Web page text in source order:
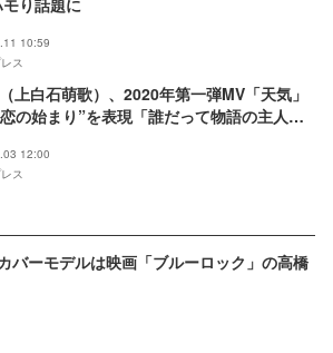
10:59
ス
上白石萌歌）、2020年第一弾MV「天気」
の始まり”を表現「誰だって物語の主人公
12:00
ス
バーモデルは映画「ブルーロック」の高橋